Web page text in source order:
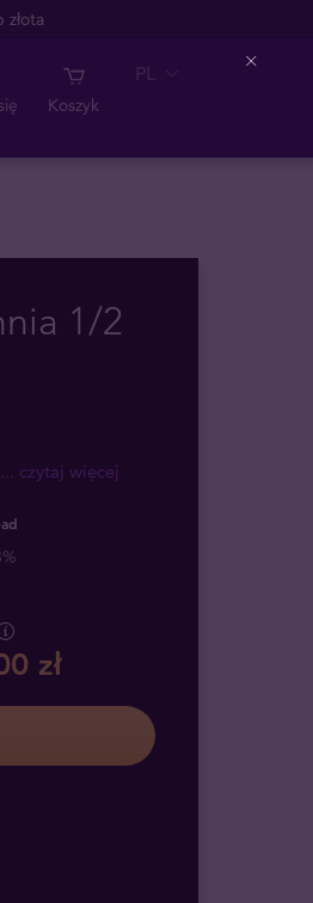
złota
Koszyk
PL
1/2
... czytaj więcej
zł
Close